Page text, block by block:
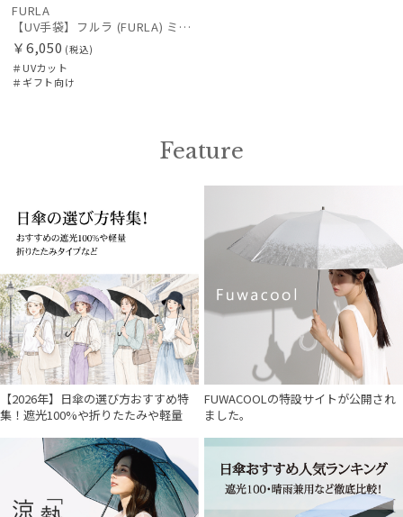
FURLA
【UV手袋】フルラ (FURLA) ミディアム ＵＶ手袋 ロゴ刺繍 指無し 接触冷感
￥6,050 (税込)
＃UVカット
＃ギフト向け
Feature
【2026年】日傘の選び方おすすめ特
集！遮光100%や折りたたみや軽量
FUWACOOLの特設サイトが公開され
ました。